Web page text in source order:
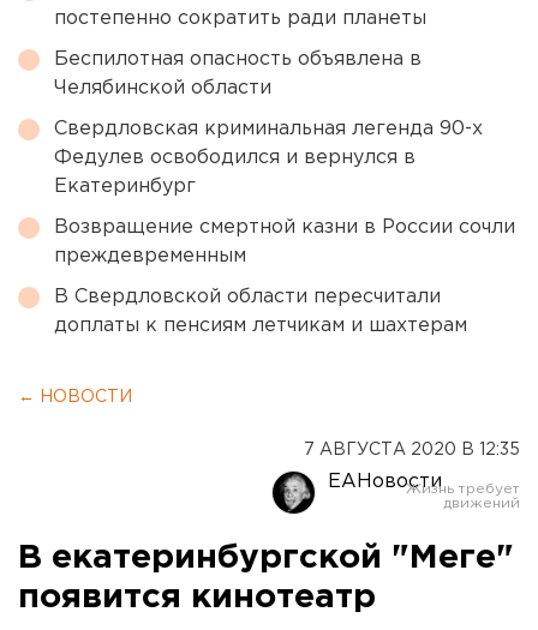
постепенно сократить ради планеты
Беспилотная опасность объявлена в
Челябинской области
Свердловская криминальная легенда 90-х
Федулев освободился и вернулся в
Екатеринбург
Возвращение смертной казни в России сочли
преждевременным
В Свердловской области пересчитали
доплаты к пенсиям летчикам и шахтерам
← НОВОСТИ
7 АВГУСТА 2020 В 12:35
ЕАНовости
В екатеринбургской "Меге"
появится кинотеатр